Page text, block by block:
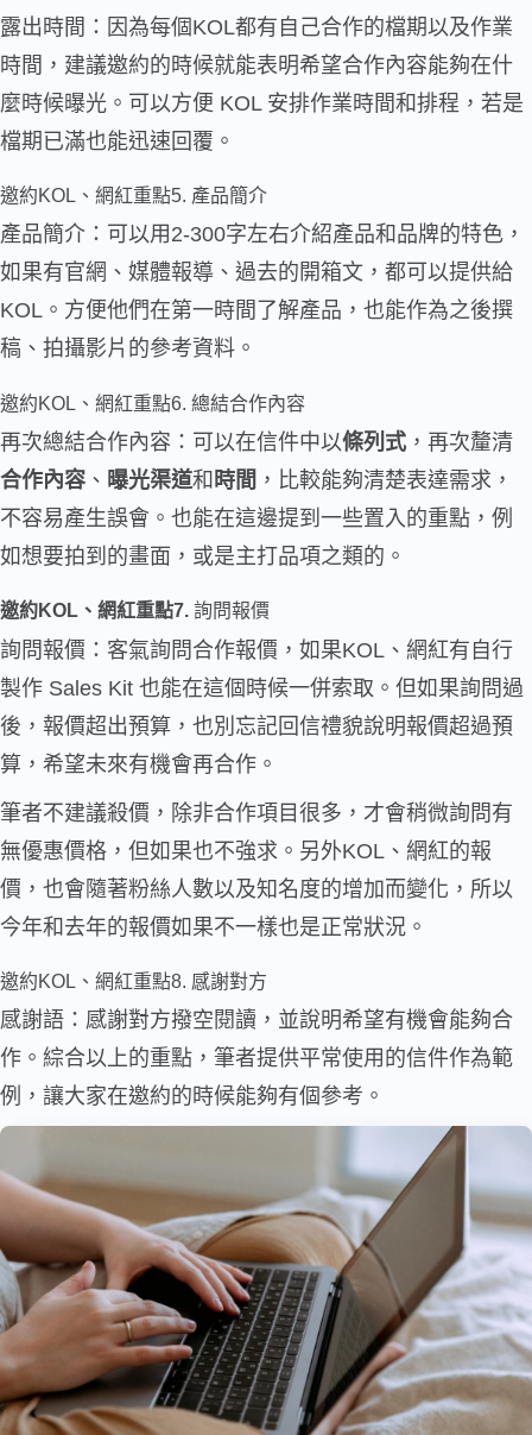
露出時間：因為每個KOL都有自己合作的檔期以及作業
時間，建議邀約的時候就能表明希望合作內容能夠在什
麼時候曝光。可以方便 KOL 安排作業時間和排程，若是
檔期已滿也能迅速回覆。
邀約KOL、網紅重點5. 產品簡介
產品簡介：可以用2-300字左右介紹產品和品牌的特色，
如果有官網、媒體報導、過去的開箱文，都可以提供給
KOL。方便他們在第一時間了解產品，也能作為之後撰
稿、拍攝影片的參考資料。
邀約KOL、網紅重點6. 總結合作內容
再次總結合作內容：可以在信件中以條列式 ，再次釐清
合作內容 、 曝光渠道和 時間 ，比較能夠清楚表達需求，
不容易產生誤會。也能在這邊提到一些置入的重點，例
如想要拍到的畫面，或是主打品項之類的。
邀約KOL、網紅重點7. 詢問報價
詢問報價：客氣詢問合作報價，如果KOL、網紅有自行
製作 Sales Kit 也能在這個時候一併索取。但如果詢問過
後，報價超出預算，也別忘記回信禮貌說明報價超過預
算，希望未來有機會再合作。
筆者不建議殺價，除非合作項目很多，才會稍微詢問有
無優惠價格，但如果也不強求。另外KOL、網紅的報
價，也會隨著粉絲人數以及知名度的增加而變化，所以
今年和去年的報價如果不一樣也是正常狀況。
邀約KOL、網紅重點8. 感謝對方
感謝語：感謝對方撥空閱讀，並說明希望有機會能夠合
作。綜合以上的重點，筆者提供平常使用的信件作為範
例，讓大家在邀約的時候能夠有個參考。